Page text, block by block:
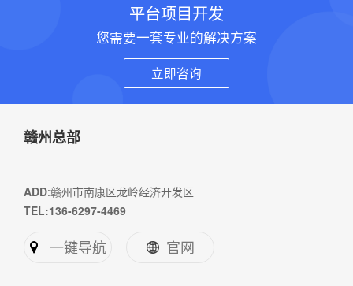
平台项目开发
您需要一套专业的解决方案
立即咨询
赣州总部
ADD:赣州市南康区龙岭经济开发区
TEL:136-6297-4469
一键导航 官网